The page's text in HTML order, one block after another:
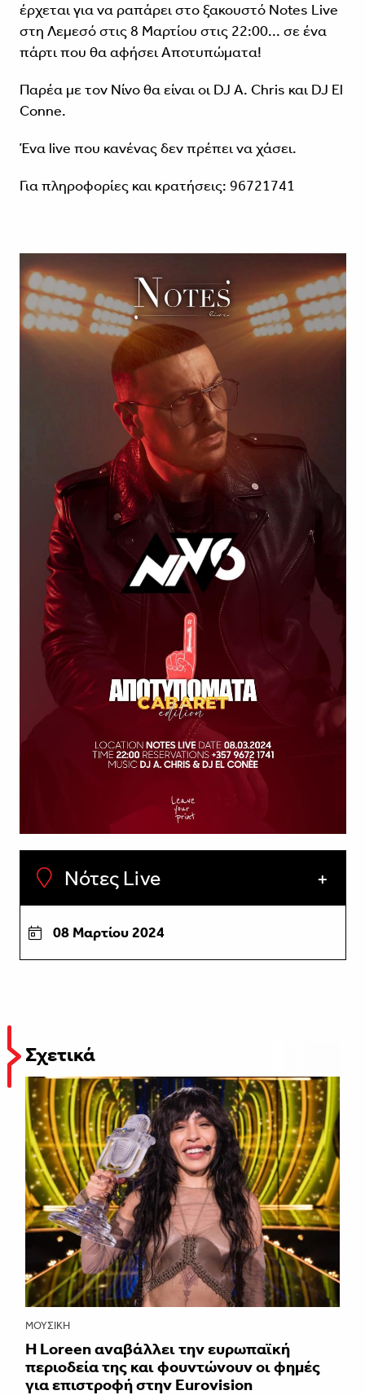
έρχεται για να ραπάρει στο ξακουστό Notes Live
στη Λεμεσό στις 8 Μαρτίου στις 22:00... σε ένα
πάρτι που θα αφήσει Αποτυπώματα!
Παρέα με τον Νίνο θα είναι οι DJ A. Chris και DJ El
Conne.
Ένα live που κανένας δεν πρέπει να χάσει.
Για πληροφορίες και κρατήσεις: 96721741
Νότες Live
08 Μαρτίου 2024
Σχετικά
ΜΟΥΣΙΚΉ
Η Loreen αναβάλλει την ευρωπαϊκή
περιοδεία της και φουντώνουν οι φημές
για επιστροφή στην Eurovision